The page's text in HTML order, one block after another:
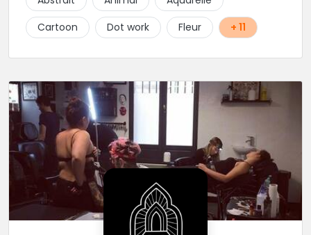
projet entièrement personnalisé. Une pierceuse est
présente en Guest environ une semaine par mois au
salon.
Cartoon
Dot work Fleur + 11